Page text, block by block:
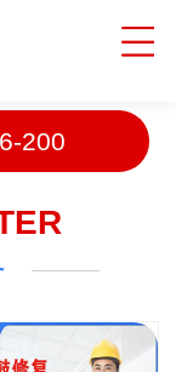
200